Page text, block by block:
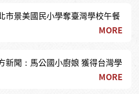
市景美國民小學奪臺灣學校午餐
MORE
新聞：馬公國小廚娘 獲得台灣學
MORE